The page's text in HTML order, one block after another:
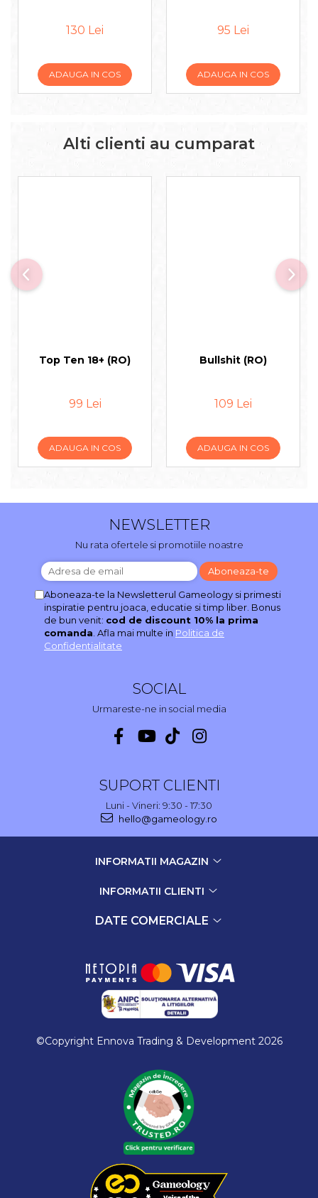
130 Lei
ADAUGA IN COS
95 Lei
ADAUGA IN COS
Alti clienti au cumparat
Top Ten 18+ (RO)
99 Lei
ADAUGA IN COS
Bullshit (RO)
109 Lei
ADAUGA IN COS
NEWSLETTER
Nu rata ofertele si promotiile noastre
Aboneaza-te la Newsletterul Gameology si primesti
inspiratie pentru joaca, educatie si timp liber. Bonus
de bun venit: cod de discount 10% la prima
comanda. Afla mai multe in Politica de
Confidentialitate
SOCIAL
Urmareste-ne in social media
SUPORT CLIENTI
Luni - Vineri: 9:30 - 17:30
hello@gameology.ro
INFORMATII MAGAZIN
INFORMATII CLIENTI
DATE COMERCIALE
©Copyright Ennova Trading & Development 2026